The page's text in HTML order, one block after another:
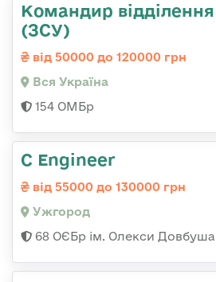
Командир відділення
(ЗСУ)
від 50000 до 120000 грн
Вся Україна
154 ОМБр
C Engineer
від 55000 до 130000 грн
Ужгород
68 ОЄБр ім. Олекси Довбуша